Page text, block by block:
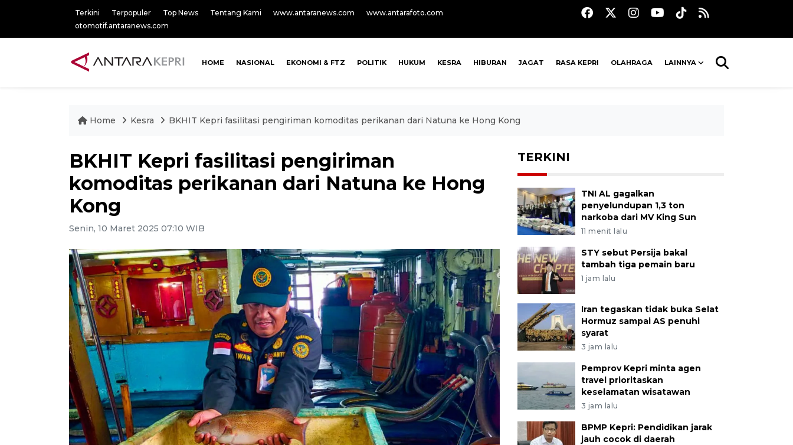
Terkini Terpopuler Top News Tentang Kami www.antaranews.com
www.antarafoto.com
otomotif.antaranews.com
HOME NASIONAL EKONOMI & FTZ POLITIK HUKUM KESRA HIBURAN JAGAT RASA KEPRI OLAHRAGA LAINNYA
Home Kesra BKHIT Kepri fasilitasi pengiriman komoditas perikanan dari Natuna ke Hong Kong
BKHIT Kepri fasilitasi pengiriman
komoditas perikanan dari Natuna ke Hong
Kong
Senin, 10 Maret 2025 07:10 WIB
TERKINI
TNI AL gagalkan
penyelundupan 1,3 ton
narkoba dari MV King Sun
11 menit lalu
STY sebut Persija bakal
tambah tiga pemain baru
1 jam lalu
Iran tegaskan tidak buka Selat
Hormuz sampai AS penuhi
syarat
3 jam lalu
Pemprov Kepri minta agen
travel prioritaskan
keselamatan wisatawan
3 jam lalu
BPMP Kepri: Pendidikan jarak
jauh cocok di daerah